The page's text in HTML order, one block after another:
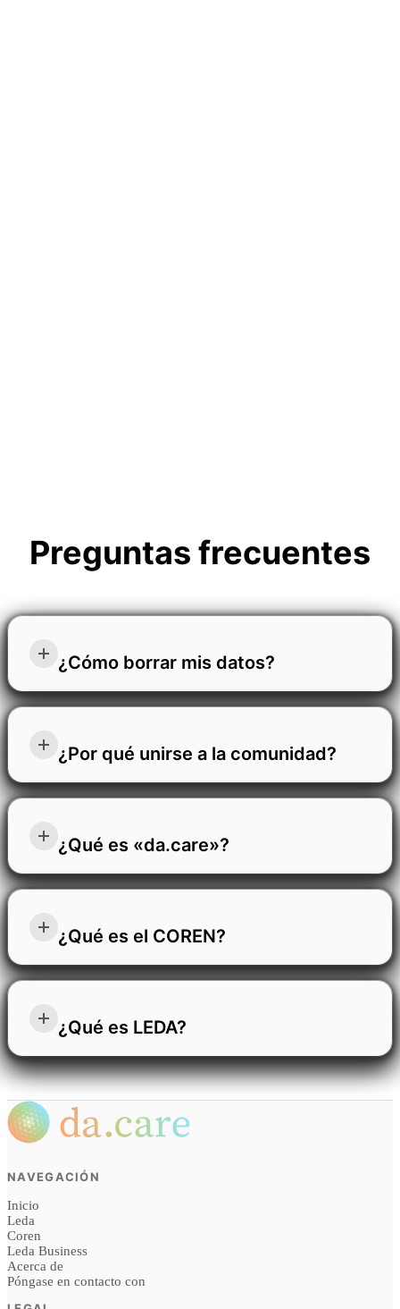
Preguntas frecuentes
¿Cómo borrar mis datos?
lateral, haz clic en el icono del engranaje de
configuración, selecciona "Controles de datos" y, a
continuación, elige la opción que necesites.
¿Por qué unirse a la comunidad?
futuro basado en el cuidado, la confianza y el
empoderamiento. Te da acceso a herramientas que
protegen lo que importa, aumentan tu visibilidad en
comunidad es un lugar donde la tecnología está al
miembro y donde puedes crecer manteniéndote fiel
a tus valores, a tu propósito y a ti mismo.
¿Qué es «da.care»?
aportan equilibrio y libertad a las personas. El
cuidado es la esencia de todo lo que hacemos.
Desarrollamos productos y servicios accesibles para
fuerte como el apoyo que ofrece a sus miembros más
naturaleza, contribuye a la armonía entre el cuerpo,
la mente y el alma para una vida sostenible y
saludable. En un mundo basado en los datos,
velando por la seguridad de vuestras huellas
digitales.
¿Qué es el COREN?
todos los entornos digitales. Su trabajo merece una
visibilidad genuina en todas las tecnologías, desde
la web tradicional hasta el nuevo mundo de la
búsqueda y el descubrimiento inteligentes. Tanto si
es usted un profesional cualificado, un fontanero de
confianza o una tienda local al servicio de su
comunidad, COREN le ayuda a ascender con una
transparente, conectándole con las personas que le
necesitan y aumentando su visibilidad digital.
¿Qué es LEDA?
Leda es el sistema de confianza que te ofrece todas
las respuestas para tu vida, tu trabajo y las personas
que más te importan. Para todo lo que vale la pena
más allá de ser una aplicación y se convierte en
parte de tu forma de vivir. Crea un espacio que
mantiene a salvo lo que valoras, pone orden en tu
mundo y te ayuda a afrontar cada día con
tranquilidad. Es totalmente tuya, siempre está
NAVEGACIÓN
Inicio
Leda
Coren
Leda Business
Acerca de
Póngase en contacto con